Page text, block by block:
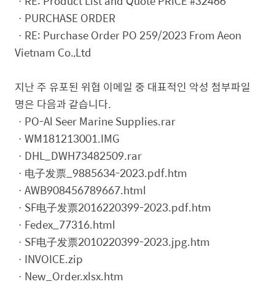
ㆍPURCHASE ORDER
ㆍRE: Purchase Order PO 259/2023 From Aeon
Vietnam Co.,Ltd
지난 주 유포된 위협 이메일 중 대표적인 악성 첨부파일
명은 다음과 같습니다.
ㆍPO-Al Seer Marine Supplies.rar
ㆍWM181213001.IMG
ㆍDHL_DWH73482509.rar
ㆍ电子发票_9885634-2023.pdf.htm
ㆍAWB908456789667.html
ㆍSF电子发票2016220399-2023.pdf.htm
ㆍFedex_77316.html
ㆍSF电子发票2010220399-2023.jpg.htm
ㆍINVOICE.zip
ㆍNew_Order.xlsx.htm